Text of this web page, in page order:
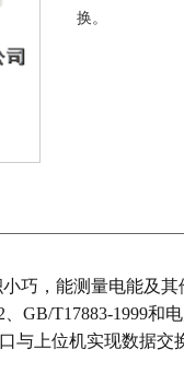
换。
巧，能测量电能及
GB/T17883-1999和
与上位机实现数据交